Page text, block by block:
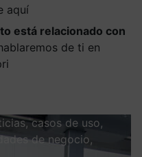
aquí
está relacionado con
de ti en
casos de uso,
de negocio,